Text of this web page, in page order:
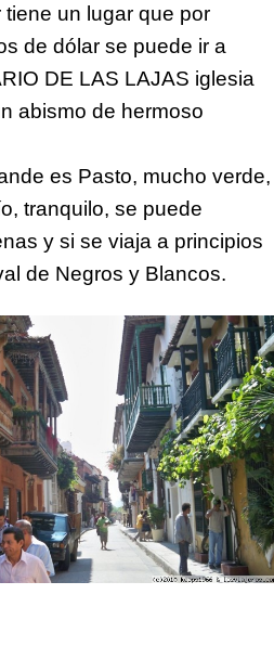
un lugar que por
de dólar se puede ir a
DE LAS LAJAS iglesia
abismo de hermoso
es Pasto, mucho verde,
tranquilo, se puede
y si se viaja a principios
de Negros y Blancos.